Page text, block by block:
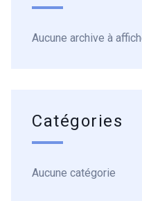
Aucune archive à
Catégories
Aucune catégorie